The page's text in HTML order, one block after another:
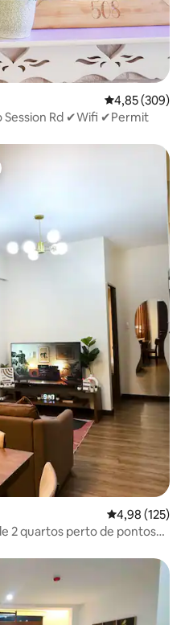
4,85 de uma
4,85 (309)
Session Rd ✔Wifi ✔Permit
dos hóspedes
4,98 de uma
4,98 (125)
2 quartos perto de pontos